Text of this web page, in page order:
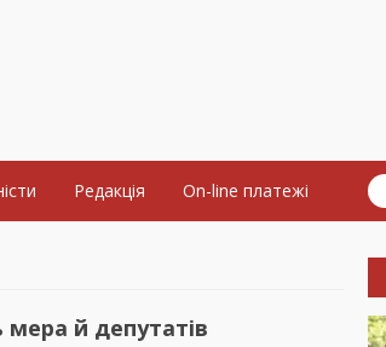
Редакція On-line платежі
й депутатів